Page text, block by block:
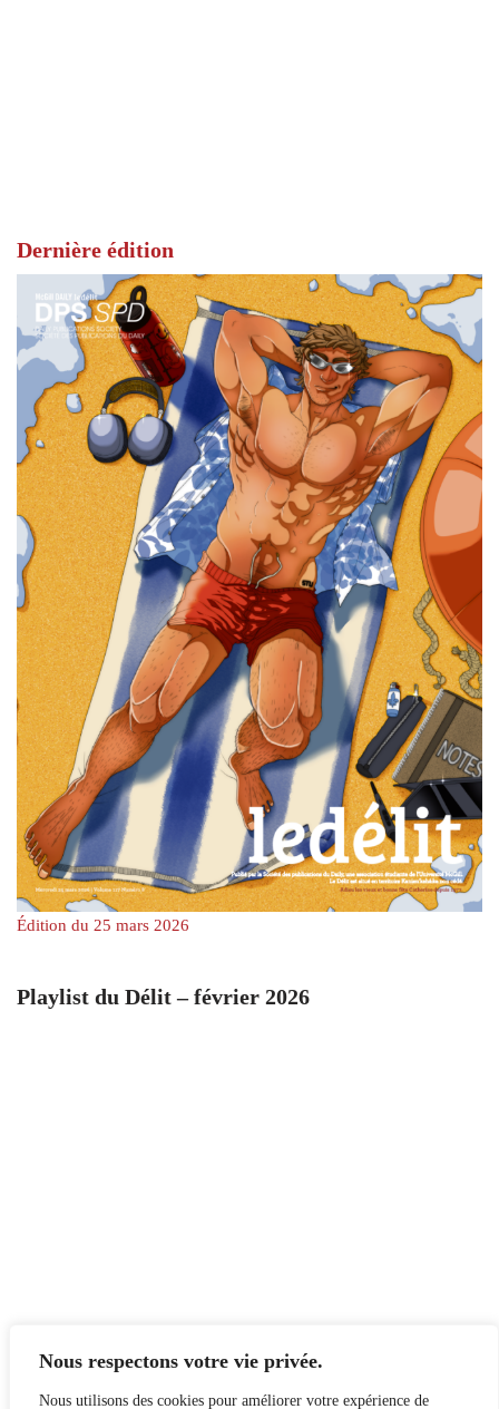
Nous respectons votre vie privée.
Nous utilisons des cookies pour améliorer votre expérience de
Dernière édition
Édition du 25 mars 2026
Playlist du Délit – février 2026